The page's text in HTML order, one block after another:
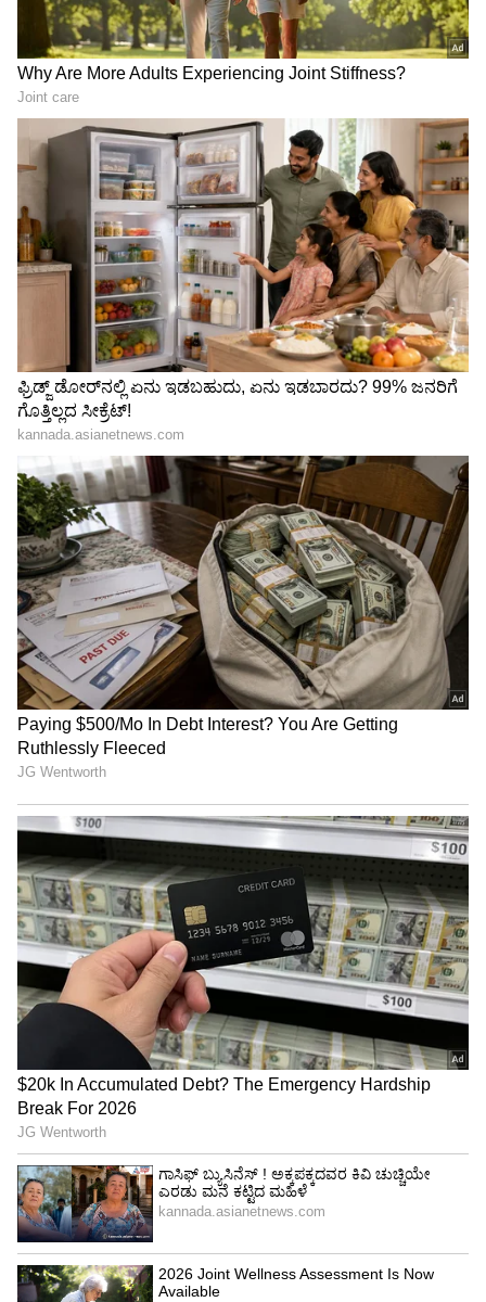
LATEST VIDEOS
"ರಾಜಕೀಯ ಬೇಡ, ಸಿನಿಮಾನೇ ಪ್ರಾಣ":
ಕನಕೋತ್ಸವದಲ್ಲಿ ರಿಷಬ್ ಶೆಟ್ಟಿ | Rishab
Shetty speech | Suvarna News
ಶೇ.50 ರಿಂದ ಶೇ.18 ಕ್ಕೆ TAX ಇಳಿಕೆ: ಮೋದಿ-
ಟ್ರಂಪ್ ಐತಿಹಾಸಿಕ ಒಪ್ಪಂದ | India US
Trade Deal | Party Rounds